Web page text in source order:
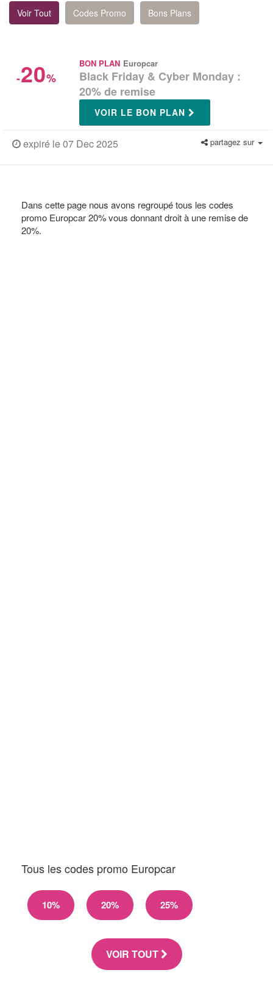
Voir Tout Codes Promo Bons Plans
-20%
BON PLAN Europcar
Black Friday & Cyber Monday :
20% de remise
VOIR LE BON PLAN
expiré le 07 Dec 2025 partagez sur
Dans cette page nous avons regroupé tous les codes
promo Europcar 20% vous donnant droit à une remise de
20%.
Tous les codes promo Europcar
10% 20% 25%
VOIR TOUT